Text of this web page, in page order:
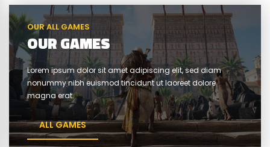
OUR ALL GAMES
OUR GAMES
Lorem ipsum dolor sit amet adipiscing elit, sed diam
nonummy nibh euismod tincidunt ut laoreet dolore
magna erat.
ALL GAMES